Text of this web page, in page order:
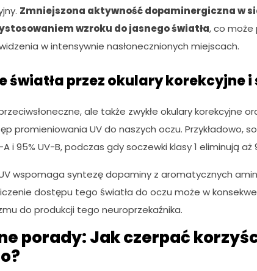
Zmniejszona aktywność dopaminergiczna w
wzroku do jasnego światła, co
w intensywnie nasłonecznionych miejscach.
światła przez okulary korekcyjne i
ale także zwykłe okulary korekcyjne
promieniowania UV do naszych oczu. Przykładowo,
i 95% UV-B, podczas gdy soczewki klasy 1 eliminują aż
wspomaga syntezę dopaminy z aromatycznych
dostępu tego światła do oczu może w
do produkcji tego neuroprzekaźnika.
porady: Jak czerpać